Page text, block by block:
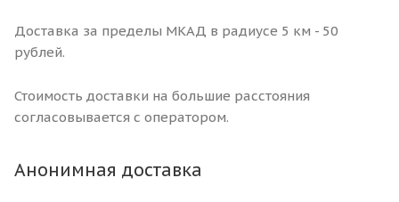
Доставка за пределы МКАД в радиусе 5 км - 50
рублей.
Стоимость доставки на большие расстояния
согласовывается с оператором.
Анонимная доставка